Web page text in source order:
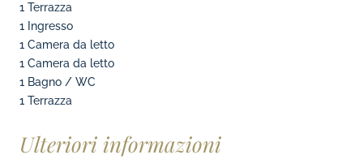
1 Terrazza
1 Ingresso
1 Camera da letto
1 Camera da letto
1 Bagno / WC
1 Terrazza
Ulteriori informazioni